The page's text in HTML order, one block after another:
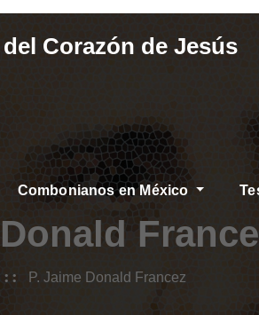
Corazón de Jesús
Combonianos en México
P. Jaime Donald Francez